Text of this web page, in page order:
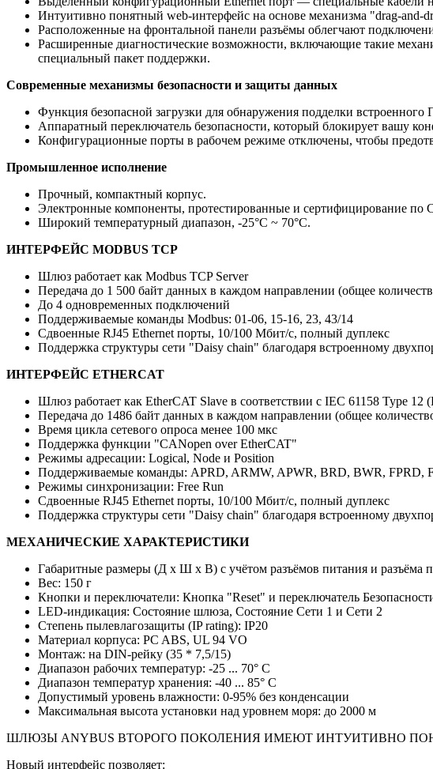
Интуитивно понятный web-интерфейс на основе механизма "drag-and-
Расположенные на фронтальной панели разъёмы облегчают
Расширенные диагностические возможности, включающие такие
специальный пакет поддержки.
Современные механизмы безопасности и защиты данных
Функция безопасной загрузки для обнаружения подделки
Аппаратный переключатель безопасности, который блокирует вашу
Конфигурационные порты в рабочем режиме отключены, чтобы
Промышленное исполнение
Прочный, компактный корпус.
Электронные компоненты, протестированные и сертифицирование по
Широкий температурный диапазон, -25°C ~ 70°C.
ИНТЕРФЕЙС MODBUS TCP
Шлюз работает как Modbus TCP Server
Передача до 1 500 байт данных в каждом направлении (общее
До 4 одновременных подключений
Поддерживаемые команды Modbus: 01-06, 15-16, 23, 43/14
Сдвоенные RJ45 Ethernet порты, 10/100 Мбит/с, полный дуплекс
Поддержка структуры сети "Daisy chain" благодаря встроенному
ИНТЕРФЕЙС ETHERCAT
Шлюз работает как EtherCAT Slave в соответствии с IEC 61158 Type 12
Передача до 1486 байт данных в каждом направлении (общее
Время цикла сетевого опроса менее 100 мкс
Поддержка функции "CANopen over EtherCAT"
Режимы адресации: Logical, Node и Position
Поддерживаемые команды: APRD, ARMW, APWR, BRD, BWR, FPRD,
Режимы синхронизации: Free Run
Сдвоенные RJ45 Ethernet порты, 10/100 Мбит/с, полный дуплекс
Поддержка структуры сети "Daisy chain" благодаря встроенному
МЕХАНИЧЕСКИЕ ХАРАКТЕРИСТИКИ
Габаритные размеры (Д x Ш x В) с учётом разъёмов питания и разъёма
Вес: 150 г
Кнопки и переключатели: Кнопка "Reset" и переключатель
LED-индикация: Состояние шлюза, Состояние Сети 1 и Сети 2
Степень пылевлагозащиты (IP rating): IP20
Материал корпуса: PC ABS, UL 94 VO
Монтаж: на DIN-рейку (35 * 7,5/15)
Диапазон рабочих температур: -25 ... 70° C
Диапазон температур хранения: -40 ... 85° C
Допустимый уровень влажности: 0-95% без конденсации
Максимальная высота установки над уровнем моря: до 2000 м
ШЛЮЗЫ ANYBUS ВТОРОГО ПОКОЛЕНИЯ ИМЕЮТ ИНТУИТИВНО
Новый интерфейс позволяет: